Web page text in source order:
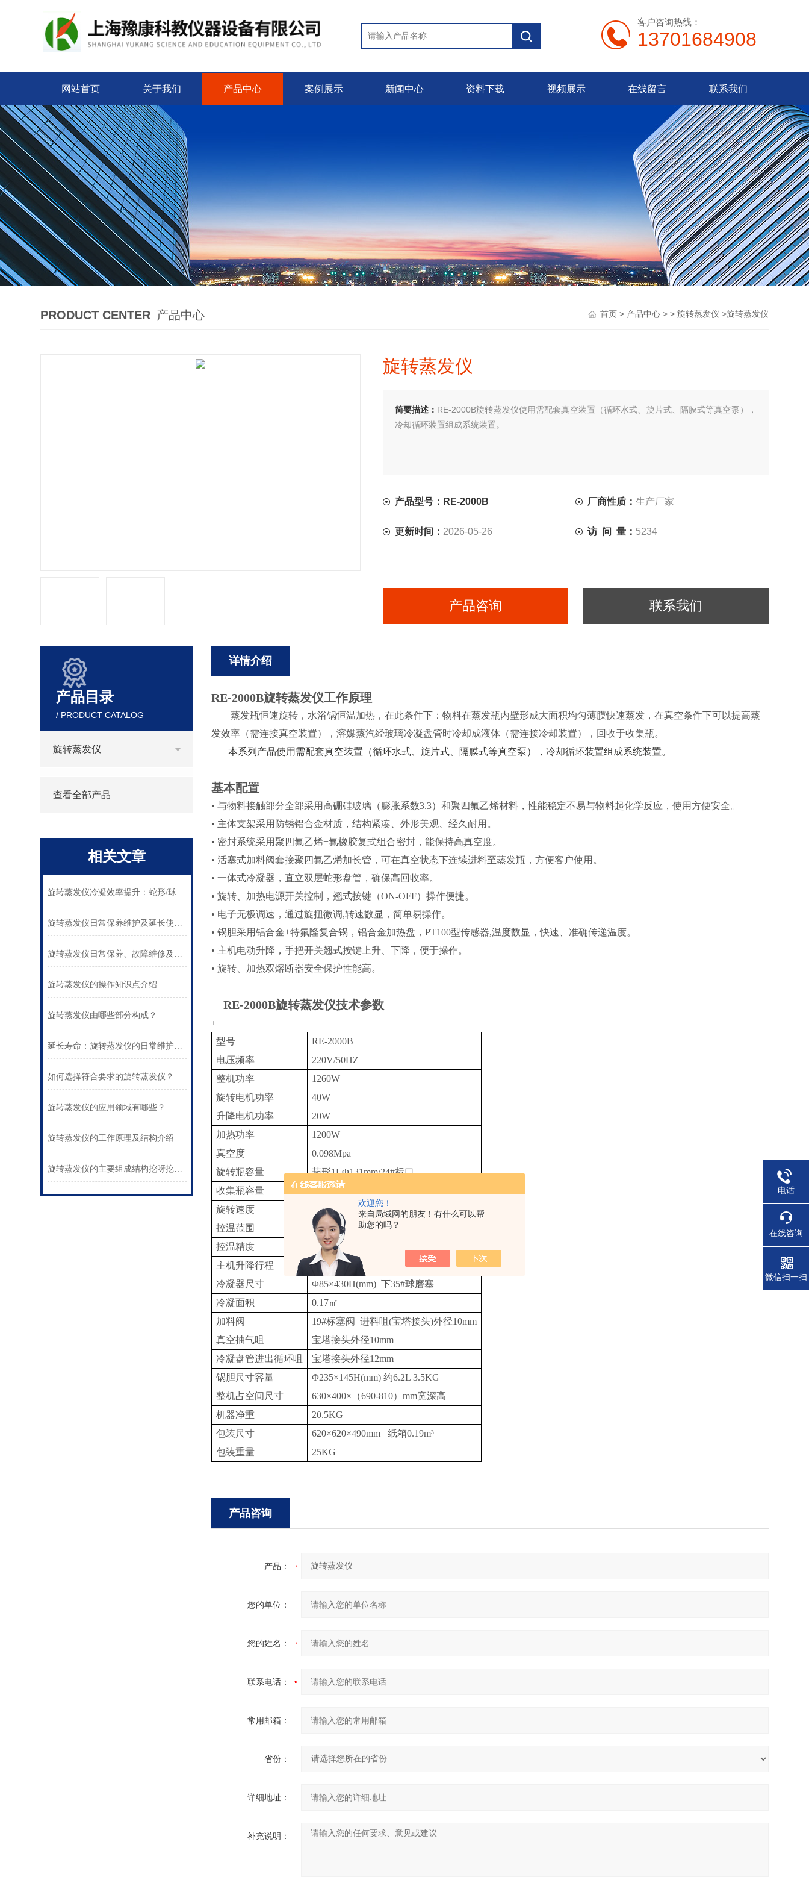
欢迎您！
来自局域网的朋友！有什么可以帮
助您的吗？
客户咨询热线：
13701684908
网站首页 关于我们 产品中心 案例展示 新闻中心 资料下载 视频展示 在线留言 联系我们
PRODUCT CENTER 产品中心 首页> 产品中心> > 旋转蒸发仪 >旋转蒸发仪
旋转蒸发仪
简要描述： RE-2000B旋转蒸发仪使用需配套真空装置（循环水式、旋片式、隔膜式等真空泵），
冷却循环装置组成系统装置。
产品型号：RE-2000B 厂商性质：生产厂家
更新时间： 2026-05-26 访 问 量： 5234
产品咨询 联系我们
详情介绍
RE-2000B旋转蒸发仪工作原理
蒸发瓶恒速旋转，水浴锅恒温加热，在此条件下：物料在蒸发瓶内壁形成大面积均匀薄膜快速蒸发 ，在真空条件下可以提高蒸
发效率（需连接真空装置） ，溶媒蒸汽经玻璃冷凝盘管时冷却成液体（需连接冷却装置）
，回收于收集瓶。
本系列产品使用需配套真空装置（循环水式、旋片式、隔膜式等真空泵），冷却循环装置组成系统装置。
基本配置
• 与物料接触部分全部采用高硼硅玻璃 （膨胀系数3.3）和聚四氟乙烯材料，性能稳定不易与物料起化学反应，使用方便安全。
• 主体支架采用 防锈铝合金材质，结构紧凑、外形美观、经久耐用 。
• 密封系统采用聚四氟乙烯+氟橡胶复式组合密封 ，能保持高真空度。
• 活塞式加料阀套接聚四氟乙烯加长管，可在真空状态下连续进料至蒸发瓶，方便客户使用 。
• 一体式冷凝器， 直立双层蛇形盘管，确保高回收率。
• 旋转、加热电源开关控制，翘式按键（ON-OFF）操作便捷。
• 电子无极调速，通过旋扭微调,转速数显，简单易操作。
• 锅胆采用铝合金+特氟隆复合锅，铝合金加热盘，PT100型传感器,温度数显，快速、准确传递温度。
• 主机电动升降 ，手把开关翘式按键上升、下降，便于操作。
• 旋转、加热双熔断器安全保护性能高。
RE-2000B旋转蒸发仪技术参数
+
型号
RE-2000B
电压频率
220V/50HZ
整机功率
1260W
旋转电机功率
40W
升降电机功率
20W
加热功率
1 200W
真空度
0.098Mpa
旋转瓶容量
茄形1LΦ131mm/24#标口
收集瓶容量
球形1LΦ
旋转速度
0-200rpm/min
控温范围
室温-99℃
控温精度
±1℃
主机升降行程
120mm
冷凝器尺寸
Φ85×430H(mm) 下35#球磨塞
冷凝面积
0.17㎡
加料阀
19#标塞阀进料咀(宝塔接头)外径10mm
真空抽气咀
宝塔接头外径10mm
冷凝盘管进出循环咀
宝塔接头外径12mm
锅胆尺寸容量
Φ235×145H(mm)约6.2L 3.5KG
整机占空间尺寸
630×400×（690-810）mm宽深高
机器净重
20.5KG
包装尺寸
620×620×490mm 纸箱0.19m³
包装重量
25KG
产品咨询
产品：
您的单位：
您的姓名：
联系电话：
常用邮箱：
省份：
详细地址：
补充说明：
产品目录
/ PRODUCT CATALOG
旋转蒸发仪
查看全部产品
相关文章
旋转蒸发仪冷凝效率提升：蛇形/球磨/直管怎么选
旋转蒸发仪日常保养维护及延长使用寿命方法
旋转蒸发仪日常保养、故障维修及寿命延长方案
旋转蒸发仪的操作知识点介绍
旋转蒸发仪由哪些部分构成？
延长寿命：旋转蒸发仪的日常维护与保养计划制定
如何选择符合要求的旋转蒸发仪？
旋转蒸发仪的应用领域有哪些？
旋转蒸发仪的工作原理及结构介绍
旋转蒸发仪的主要组成结构挖呀挖呀挖
电话
在线咨询
微信扫一扫